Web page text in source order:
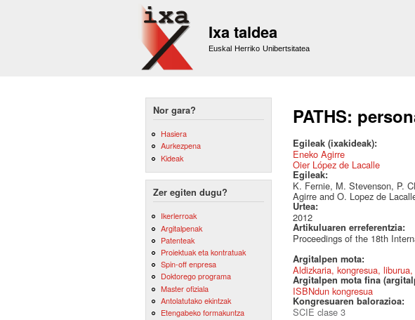
Ixa taldea
Euskal Herriko Unibertsitatea
Nor gara?
Hasiera
Aurkezpena
Kideak
Zer egiten dugu?
Ikerlerroak
Argitalpenak
Patenteak
Proiektuak eta kontratuak
Spin-off enpresa
Doktorego programa
Master ofiziala
Antolatutako ekintzak
Etengabeko formakuntza
PATHS:
Egileak (ixakideak):
Eneko Agirre
Oier López de Lacalle
Egileak:
K. Fernie, M. Stevenson, P.
Agirre and O. Lopez de
Urtea:
2012
Artikuluaren erreferentzia:
Proceedings of the 18th
Argitalpen mota:
Aldizkaria, kongresua,
Argitalpen mota fina
ISBNdun kongresua
Kongresuaren balorazioa:
SCIE clase 3